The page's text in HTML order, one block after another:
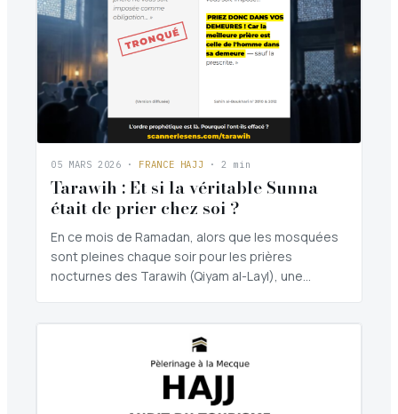
05 MARS 2026 · FRANCE HAJJ · 2 min
Tarawih : Et si la véritable Sunna
était de prier chez soi ?
En ce mois de Ramadan, alors que les mosquées
sont pleines chaque soir pour les prières
nocturnes des Tarawih (Qiyam al-Layl), une…